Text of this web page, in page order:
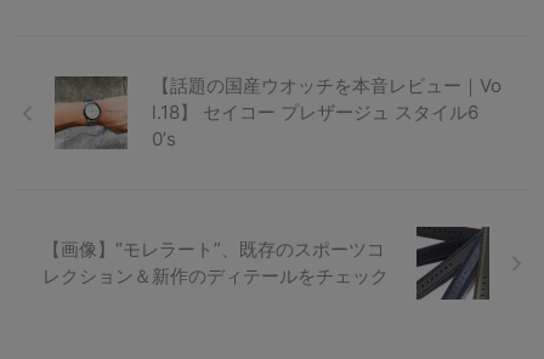
【話題の国産ウオッチを本音レビュー｜Vo
l.18】 セイコー プレザージュ スタイル6
0’s
【画像】“モレラート”、既存のスポーツコ
レクション＆新作のディテールをチェック